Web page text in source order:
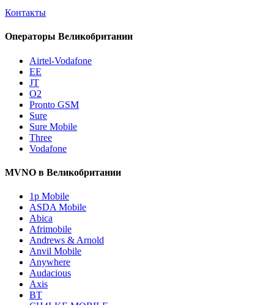
Контакты
Операторы Великобритании
Airtel-Vodafone
EE
JT
O2
Pronto GSM
Sure
Sure Mobile
Three
Vodafone
MVNO в Великобритании
1p Mobile
ASDA Mobile
Abica
Afrimobile
Andrews & Arnold
Anvil Mobile
Anywhere
Audacious
Axis
BT